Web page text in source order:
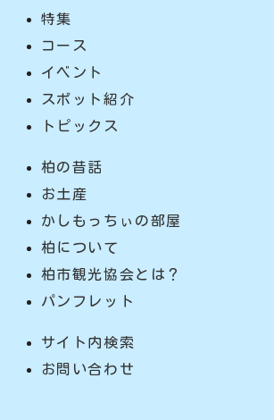
特集
コース
イベント
スポット紹介
トピックス
柏の昔話
お土産
かしもっちぃの部屋
柏について
柏市観光協会とは？
パンフレット
サイト内検索
お問い合わせ